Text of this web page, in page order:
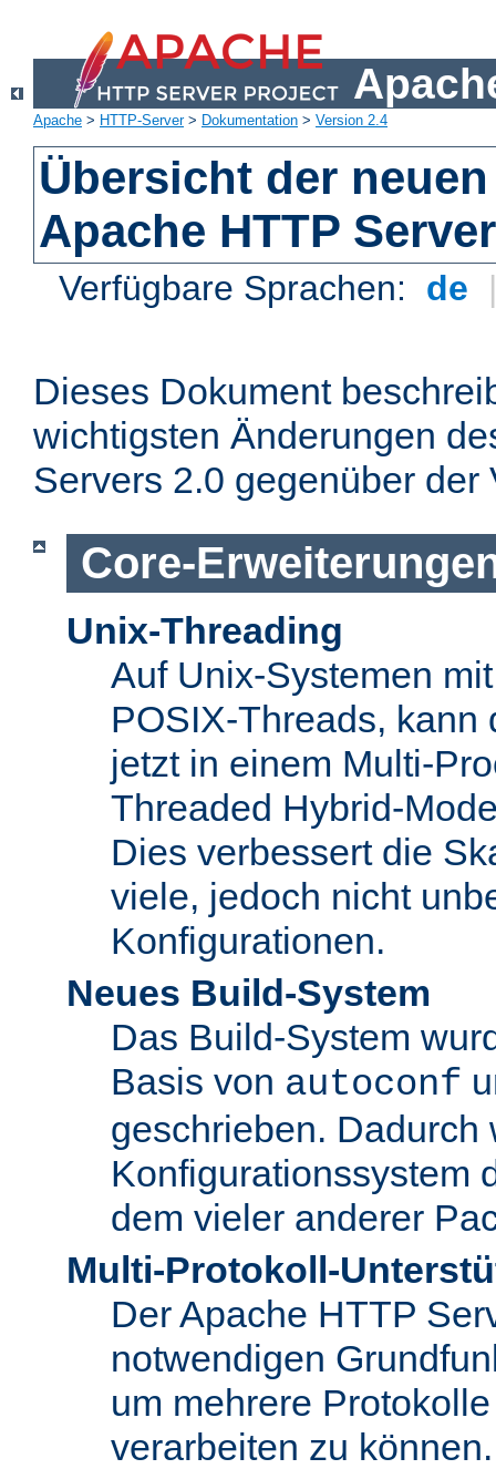
Apache > HTTP-Server> Dokumentation > Version 2.4
Übersicht der
Apache HTTP
Verfügbare Sprachen: de
Dieses Dokument
wichtigsten Änderungen
Servers 2.0 gegenüber der
Core-
Unix-Threading
Auf Unix-Systemen
POSIX-Threads, kann
jetzt in einem Multi-
Threaded Hybrid-
Dies verbessert die
viele, jedoch nicht
Konfigurationen.
Neues Build-System
Das Build-System
Basis von autoconf
geschrieben. Dadurch
Konfigurationssystem
dem vieler anderer
Multi-Protokoll-
Der Apache HTTP
notwendigen
um mehrere
verarbeiten zu